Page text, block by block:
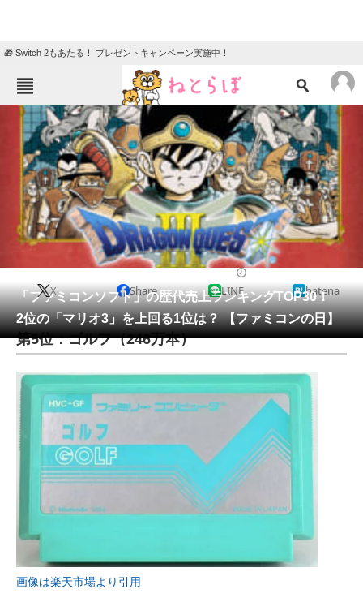
🎁 Switch 2もあたる！ プレゼントキャンペーン実施中！
ねとらぼメニュー
TOP ニュース
エンタメ クイズ
グルメ 地域
住まい 教育・育児
リサーチ
会員記事
メディア
ITの今と未来を見通す
スマホと通信の最新トレンド
進化するPCとデバイスの未来
「ファミコンソフト」の歴代売上ランキングTOP30！
2位の「マリオ3」を上回る1位は？ 【ファミコンの日】
X Share LINE hatena
第5位：ゴルフ（246万本）
画像は楽天市場より引用